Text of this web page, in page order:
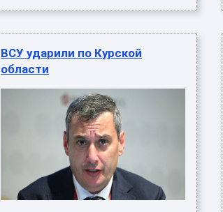
ВСУ ударили по Курской
области